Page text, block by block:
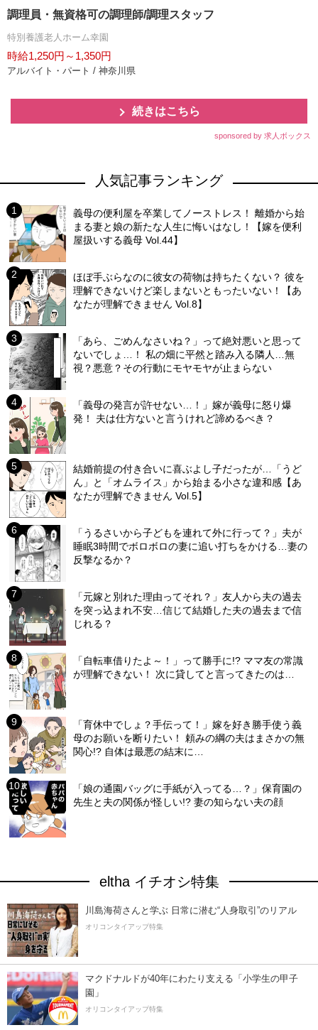
調理員・無資格可の調理師/調理スタッフ
特別養護老人ホーム幸園
時給1,250円～1,350円
アルバイト・パート / 神奈川県
続きはこちら
sponsored by 求人ボックス
人気記事ランキング
義母の便利屋を卒業してノーストレス！ 離婚から始
まる妻と娘の新たな人生に悔いはなし！【嫁を便利
屋扱いする義母 Vol.44】
ほぼ手ぶらなのに彼女の荷物は持ちたくない？ 彼を
理解できないけど楽しまないともったいない！【あ
なたが理解できません Vol.8】
「あら、ごめんなさいね？」って絶対悪いと思って
ないでしょ…！ 私の畑に平然と踏み入る隣人…無
視？悪意？その行動にモヤモヤが止まらない
「義母の発言が許せない…！」嫁が義母に怒り爆
発！ 夫は仕方ないと言うけれど諦めるべき？
結婚前提の付き合いに喜ぶよし子だったが…「うど
ん」と「オムライス」から始まる小さな違和感【あ
なたが理解できません Vol.5】
「うるさいから子どもを連れて外に行って？」夫が
睡眠3時間でボロボロの妻に追い打ちをかける…妻の
反撃なるか？
「元嫁と別れた理由ってそれ？」友人から夫の過去
を突っ込まれ不安…信じて結婚した夫の過去まで信
じれる？
「自転車借りたよ～！」って勝手に!? ママ友の常識
が理解できない！ 次に貸してと言ってきたのは…
「育休中でしょ？手伝って！」嫁を好き勝手使う義
母のお願いを断りたい！ 頼みの綱の夫はまさかの無
関心!? 自体は最悪の結末に…
「娘の通園バッグに手紙が入ってる…？」保育園の
先生と夫の関係が怪しい!? 妻の知らない夫の顔
eltha イチオシ特集
川島海荷さんと学ぶ 日常に潜む“人身取引”のリアル
オリコンタイアップ特集
マクドナルドが40年にわたり支える「小学生の甲子
園」
オリコンタイアップ特集